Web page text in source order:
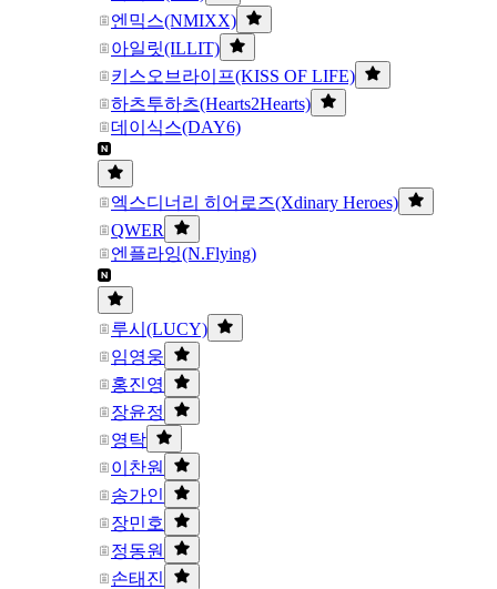
엔믹스(NMIXX)
아일릿(ILLIT)
키스오브라이프(KISS OF LIFE)
하츠투하츠(Hearts2Hearts)
데이식스(DAY6)
엑스디너리 히어로즈(Xdinary Heroes)
QWER
엔플라잉(N.Flying)
루시(LUCY)
임영웅
홍진영
장윤정
영탁
이찬원
송가인
장민호
정동원
손태진